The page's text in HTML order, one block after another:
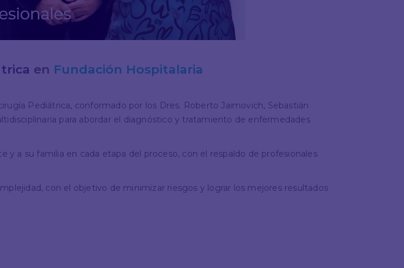
en Fundación Hospitalaria
Pediátrica, conformado por los Dres. Roberto Jaimovich, Sebastián
para abordar el diagnóstico y tratamiento de enfermedades
a su familia en cada etapa del proceso, con el respaldo de profesionales
con el objetivo de minimizar riesgos y lograr los mejores resultados